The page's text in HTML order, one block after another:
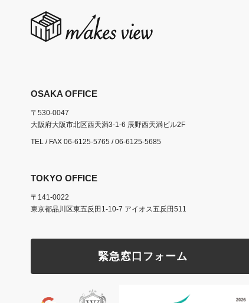
OSAKA OFFICE
〒530-0047
大阪府大阪市北区西天満3-1-6 辰野西天満ビル2F
TEL / FAX 06-6125-5765 / 06-6125-5685
TOKYO OFFICE
〒141-0022
東京都品川区東五反田1-10-7 アイオス五反田511
緊急窓口フォーム